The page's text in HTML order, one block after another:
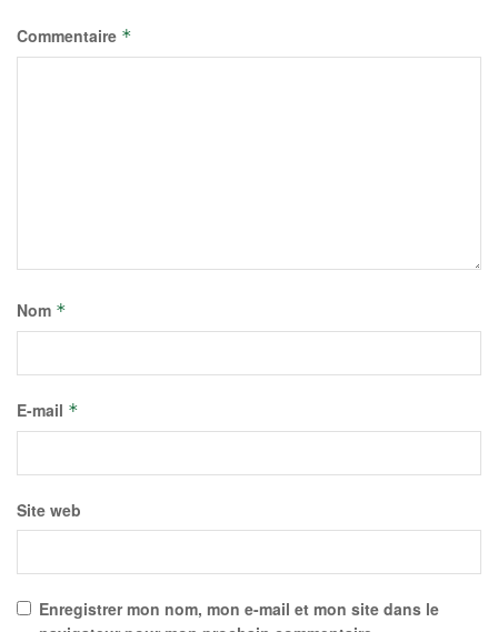
Commentaire *
Nom *
E-mail *
Site web
Enregistrer mon nom, mon e-mail et mon site dans le